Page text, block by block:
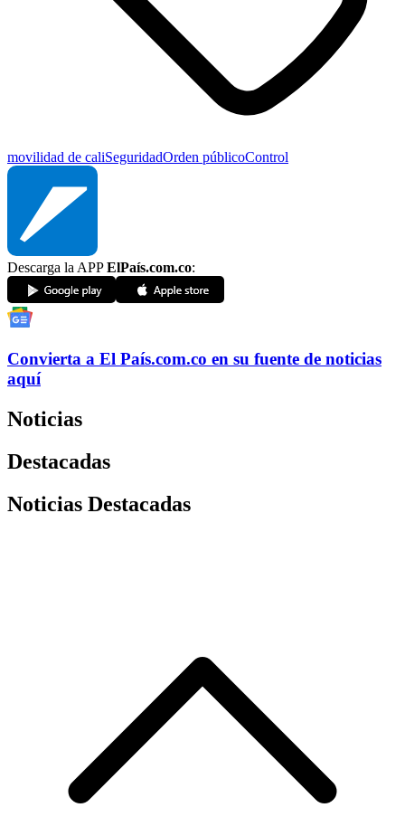
movilidad de caliSeguridadOrden públicoControl
Descarga la APPElPaís.com.co:
Convierta a El País.com.co en su fuente de noticias
aquí
Noticias
Destacadas
Noticias Destacadas